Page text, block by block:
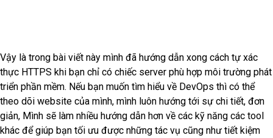
Vậy là trong bài viết này mình đã hướng dẫn xong cách tự xác
thực HTTPS khi bạn chỉ có chiếc server phù hợp môi trường phát
triển phần mềm. Nếu bạn muốn tìm hiểu về DevOps thì có thể
theo dõi website của mình, mình luôn hướng tới sự chi tiết, đơn
giản, Mình sẽ làm nhiều hướng dẫn hơn về các kỹ năng các tool
khác để giúp bạn tối ưu được những tác vụ cũng như tiết kiệm